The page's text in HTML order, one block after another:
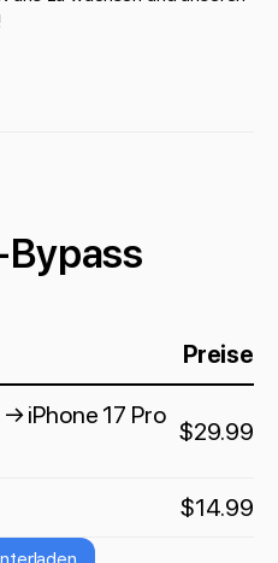
Preise
→ iPhone 17 Pro
$29.99
$14.99